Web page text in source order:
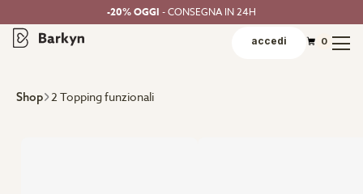
-20% OGGI - CONSEGNA IN 24H
accedi 0
Shop 2 Topping funzionali